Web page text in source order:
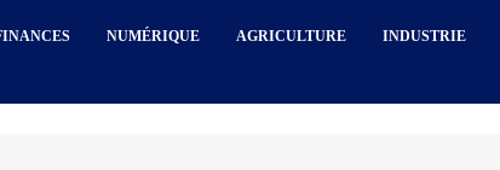
NUMÉRIQUE AGRICULTURE INDUSTRIE